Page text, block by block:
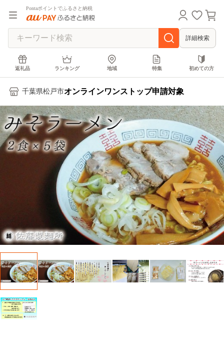
Pontaポイントでふるさと納税
詳細検索
返礼品 ランキング 地域 特集 初めての方
千葉県松戸市オンラインワンストップ申請対象